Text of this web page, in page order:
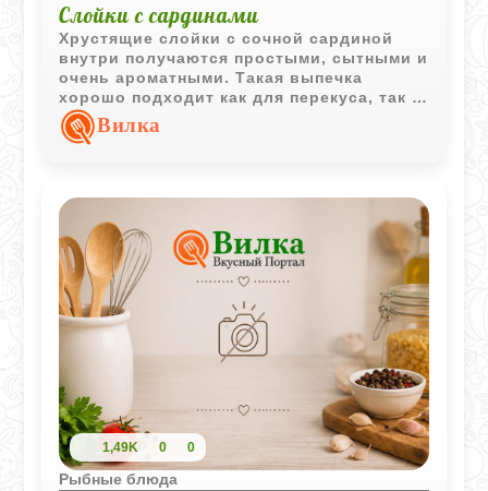
Слойки с сардинами
Хрустящие слойки с сочной сардиной
внутри получаются простыми, сытными и
очень ароматными. Такая выпечка
хорошо подходит как для перекуса, так и
для домашнего стола в горячем или
слегка охлажденном виде.
Вилка
1,49K 0 0
Рыбные блюда